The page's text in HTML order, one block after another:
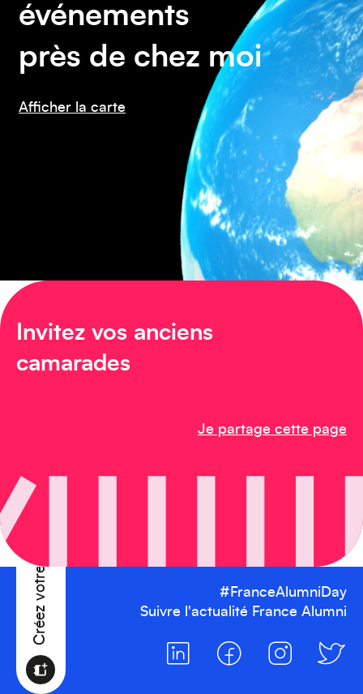
événements
près de chez moi
Afficher la carte
Invitez vos anciens
camarades
Je partage cette page
Créez votre événement
Afrique
#FranceAlumniDay
Suivre l'actualité France Alumni